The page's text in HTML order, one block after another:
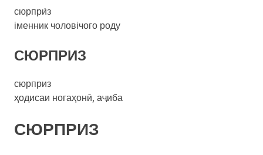
сюрпри́з
іменник чоловічого роду
СЮРПРИЗ
сюрприз
ҳодисаи ногаҳонӣ, аҷиба
СЮРПРИЗ